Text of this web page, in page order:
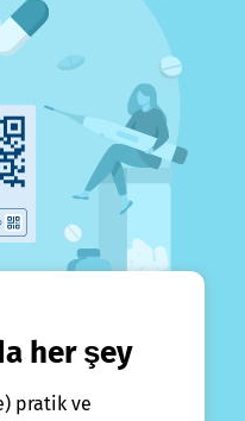
her şey
pratik ve